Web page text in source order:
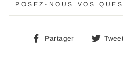
POSEZ-NOUS VOS
Partager
Partager